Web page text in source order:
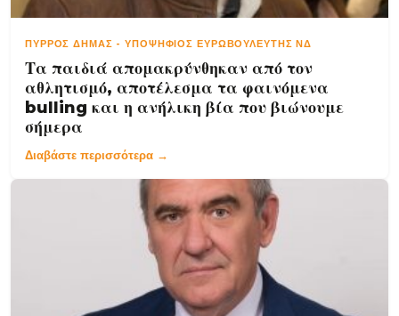
ΠΎΡΡΟΣ ΔΉΜΑΣ -ΥΠΟΨΉΦΙΟΣ ΕΥΡΩΒΟΥΛΕΥΤΉΣ ΝΔ
Τα παιδιά απομακρύνθηκαν από τον
αθλητισμό, αποτέλεσμα τα φαινόμενα
bulling και η ανήλικη βία που βιώνουμε
σήμερα
Διαβάστε περισσότερα →